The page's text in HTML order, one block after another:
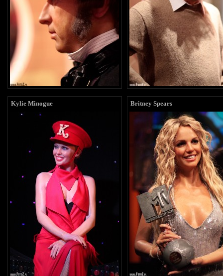
Kylie Minogue Britney Spears